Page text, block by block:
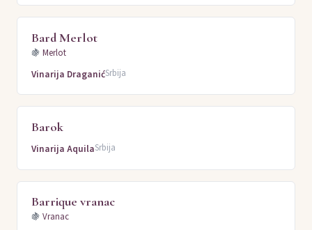
Bard Merlot
🍇 Merlot
Vinarija DraganićSrbija
Barok
Vinarija AquilaSrbija
Barrique vranac
🍇 Vranac